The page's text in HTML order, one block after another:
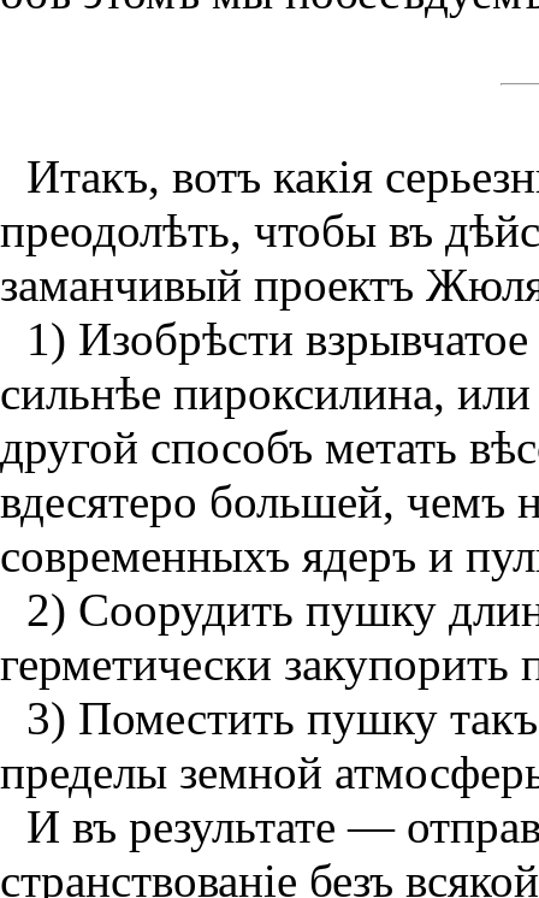
Итакъ, вотъ какiя
преодолѣть, чтобы въ
заманчивый проектъ
1) Изобрѣсти
сильнѣе пироксилина,
другой способъ метать
вдесятеро большей, чемъ
современныхъ ядеръ и
2) Соорудить пушку
герметически
3) Поместить пушку
пределы земной
И въ результате —
странствованiе безъ